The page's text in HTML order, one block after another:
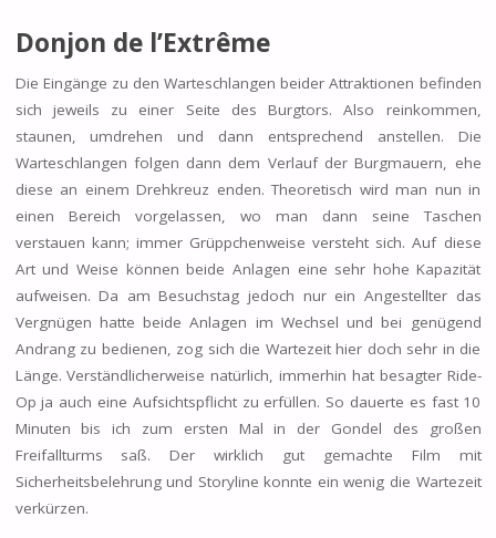
Donjon de l’Extrême
Die Eingänge zu den Warteschlangen beider Attraktionen befinden
sich jeweils zu einer Seite des Burgtors. Also reinkommen,
staunen, umdrehen und dann entsprechend anstellen. Die
Warteschlangen folgen dann dem Verlauf der Burgmauern, ehe
diese an einem Drehkreuz enden. Theoretisch wird man nun in
einen Bereich vorgelassen, wo man dann seine Taschen
verstauen kann; immer Grüppchenweise versteht sich. Auf diese
Art und Weise können beide Anlagen eine sehr hohe Kapazität
aufweisen. Da am Besuchstag jedoch nur ein Angestellter das
Vergnügen hatte beide Anlagen im Wechsel und bei genügend
Andrang zu bedienen, zog sich die Wartezeit hier doch sehr in die
Länge. Verständlicherweise natürlich, immerhin hat besagter Ride-
Op ja auch eine Aufsichtspflicht zu erfüllen. So dauerte es fast 10
Minuten bis ich zum ersten Mal in der Gondel des großen
Freifallturms saß. Der wirklich gut gemachte Film mit
Sicherheitsbelehrung und Storyline konnte ein wenig die Wartezeit
verkürzen.